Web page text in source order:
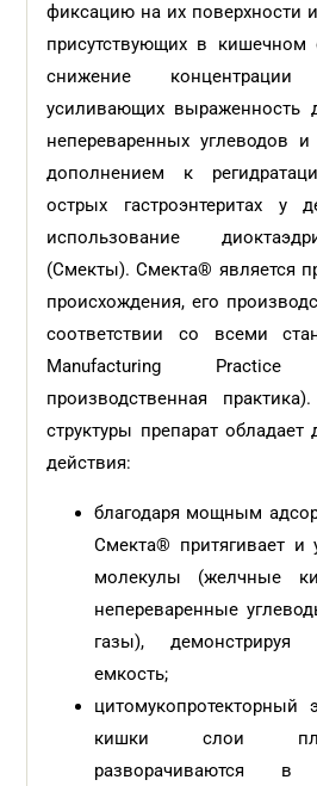
фиксацию на их поверхности
присутствующих в кишечном
снижение
усиливающих выраженность
непереваренных углеводов
дополнением к
острых гастроэнтеритах у
использование
(Смекты). Смекта® является
происхождения, его
соответствии со всеми
Manufacturing
производственная
структуры препарат
действия:
благодаря мощным
Смекта® притягивает и
молекулы (желчные
непереваренные
газы),
емкость;
кишки слои